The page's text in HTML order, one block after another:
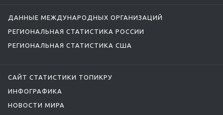
ДАННЫЕ МЕЖДУНАРОДНЫХ ОРГАНИЗАЦИЙ
РЕГИОНАЛЬНАЯ СТАТИСТИКА РОССИИ
РЕГИОНАЛЬНАЯ СТАТИСТИКА США
САЙТ СТАТИСТИКИ ТОПИКРУ
ИНФОГРАФИКА
НОВОСТИ МИРА